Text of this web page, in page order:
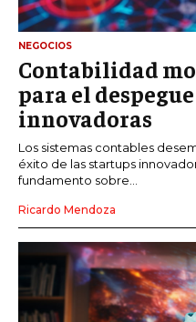
NEGOCIOS
Contabilidad
para el
innovadoras
Los sistemas contables
éxito de las startups
fundamento sobre...
Ricardo Mendoza